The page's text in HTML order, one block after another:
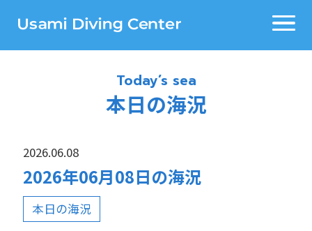
Today’s sea
本日の海況
2026.06.08
2026年06月08日の海況
本日の海況